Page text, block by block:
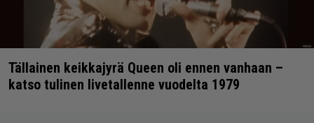
Tällainen keikkajyrä Queen oli ennen vanhaan –
katso tulinen livetallenne vuodelta 1979